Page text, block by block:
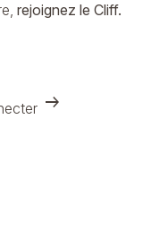
rejoignez le Cliff.
arrow_right_alt